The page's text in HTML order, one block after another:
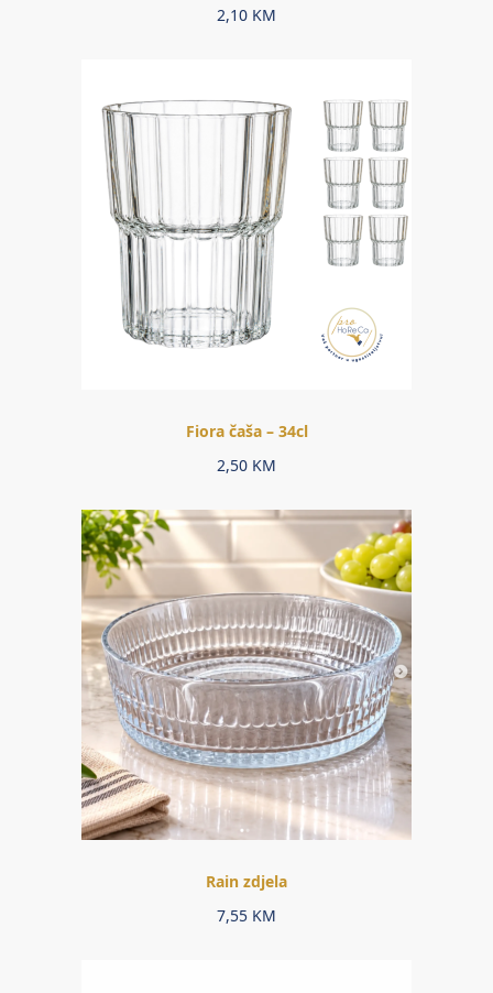
2,10 KM
Fiora čaša – 34cl
2,50 KM
Rain zdjela
7,55 KM